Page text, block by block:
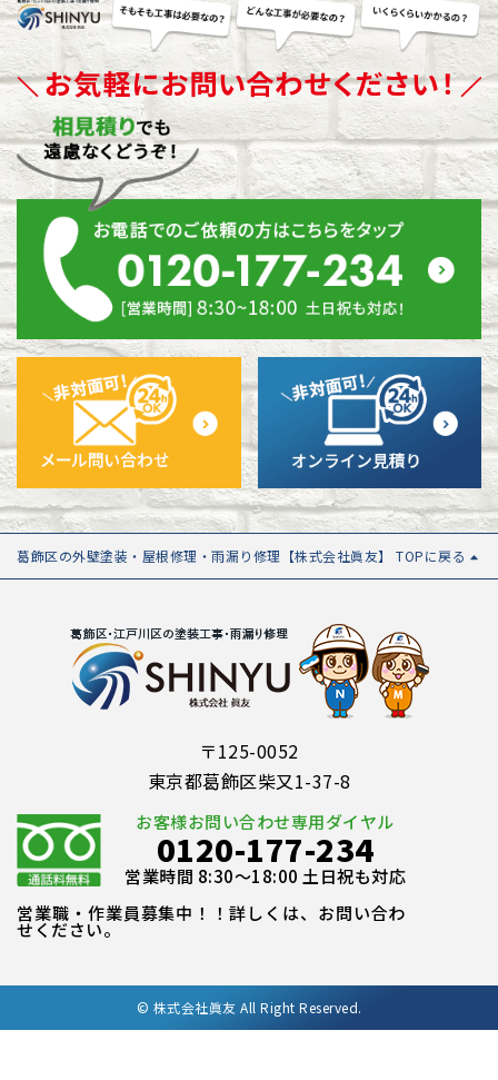
葛飾区の外壁塗装・屋根修理・雨漏り修理【株式会社眞友】 TOPに戻る
〒125-0052
東京都葛飾区柴又1-37-8
お客様お問い合わせ専用ダイヤル
0120-177-234
営業時間 8:30～18:00 土日祝も対応
営業職・作業員募集中！！詳しくは、お問い合わ
せください。
© 株式会社眞友 All Right Reserved.